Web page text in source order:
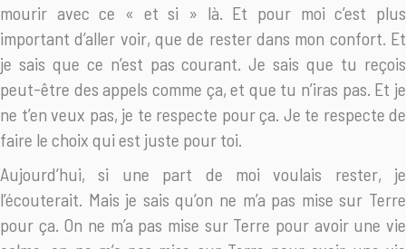
mourir avec ce « et si » là. Et pour moi c’est plus
important d’aller voir, que de rester dans mon confort. Et
je sais que ce n’est pas courant. Je sais que tu reçois
peut-être des appels comme ça, et que tu n’iras pas. Et je
ne t’en veux pas, je te respecte pour ça. Je te respecte de
faire le choix qui est juste pour toi.
Aujourd’hui, si une part de moi voulais rester, je
l’écouterait. Mais je sais qu’on ne m’a pas mise sur Terre
pour ça. On ne m’a pas mise sur Terre pour avoir une vie